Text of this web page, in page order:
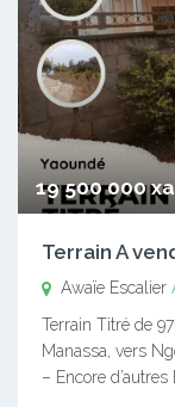
19 500 000
Terrain A
Awaïe Escalier
Terrain Titré de
Manassa, vers
– Encore